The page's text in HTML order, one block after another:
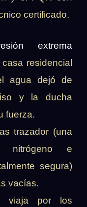
certificado.
extrema
residencial
agua dejó de
y la ducha
fuerza.
trazador (una
nitrógeno e
segura)
vacías.
viaja por los